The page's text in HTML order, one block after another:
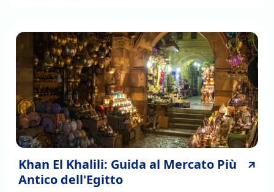
Khan El Khalili: Guida al Mercato Più
Antico dell'Egitto